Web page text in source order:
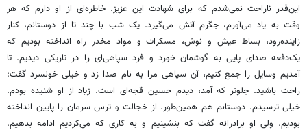
این‌قدر ناراحت نمی‌شدم که برای شهادت این عزیز. خاطره‌ای از او دارم که هر
وقت به یاد می‌آورم، جگرم آتش می‌گیرد. یک شب با چند تا از دوستانم، کنار
زاینده‌رود، بساط عیش و نوش، مسکرات و مواد مخدر راه انداخته بودیم که
یک‌دفعه صدای پایی به گوشمان خورد و فرد سپاهی‌ای را در تاریکی دیدیم. تا
آمدیم وسایل را جمع کنیم، آن سپاهی مرا به نام صدا زد و خیلی خونسرد گفت:
راحت باشید. جلوتر که آمد، دیدم حسین قجه‌ای است. زیاد از او شنیده بودم.
خیلی ترسیدم. دوستانم هم همین‌طور. از خجالت و ترس سرمان را پایین انداخته
بودیم. ولی او برادرانه گفت که بنشینیم و به کاری که می‌کردیم ادامه بدهیم.